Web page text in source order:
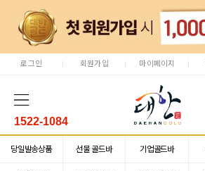
로그인 회원가입 마이페이지
1522-1084
당일발송상품 선물 골드바 기업골드바